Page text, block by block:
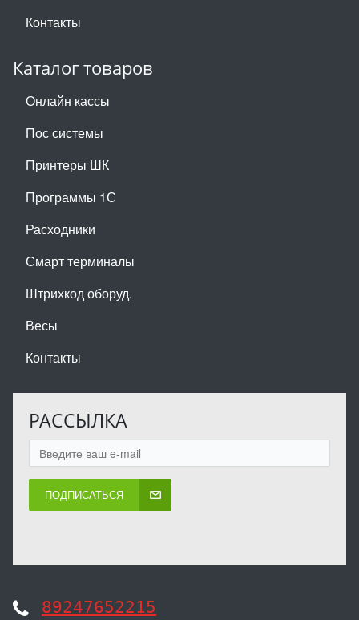
Контакты
Каталог товаров
Онлайн кассы
Пос системы
Принтеры ШК
Программы 1С
Расходники
Смарт терминалы
Штрихкод оборуд.
Весы
Контакты
РАССЫЛКА
ПОДПИСАТЬСЯ
89247652215